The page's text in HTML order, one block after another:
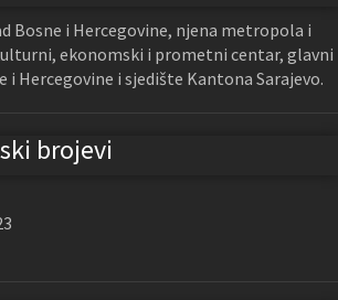
Bosne i Hercegovine, njena metropola i
ekonomski i prometni centar, glavni
i Hercegovine i sjedište Kantona Sarajevo.
brojevi